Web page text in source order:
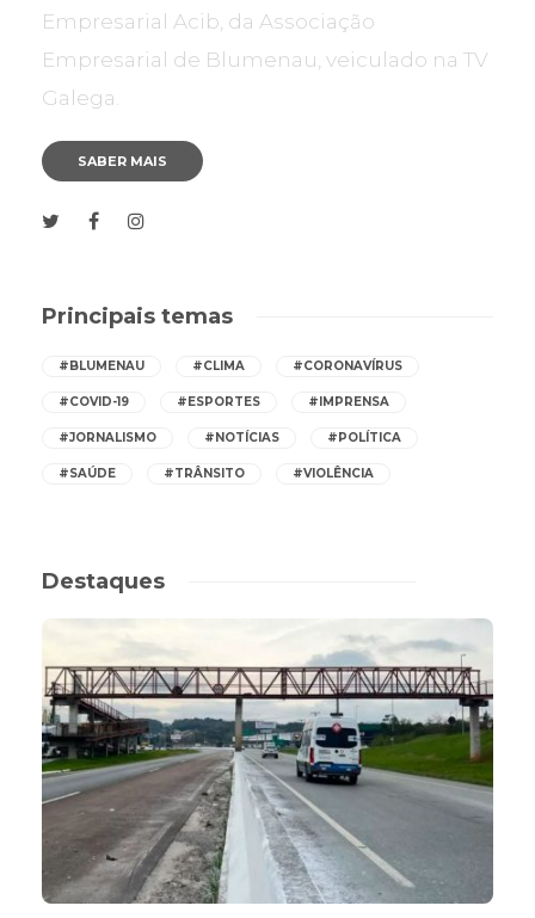
Empresarial Acib, da Associação
Empresarial de Blumenau, veiculado na TV
Galega.
SABER MAIS
Principais temas
#BLUMENAU #CLIMA #CORONAVÍRUS
#COVID-19 #ESPORTES #IMPRENSA
#JORNALISMO #NOTÍCIAS #POLÍTICA
#SAÚDE #TRÂNSITO #VIOLÊNCIA
Destaques